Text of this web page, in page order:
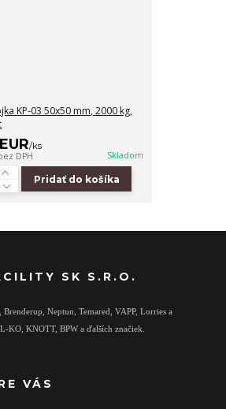
KP-03 50x50 mm, 2000 kg,
/ks
DPH Skladom
Pridať do košíka
SK S.R.O.
Neptun, Temared, VAPP, Lorries a
KO, KNOTT, BPW a ďalších značiek.
VÁS